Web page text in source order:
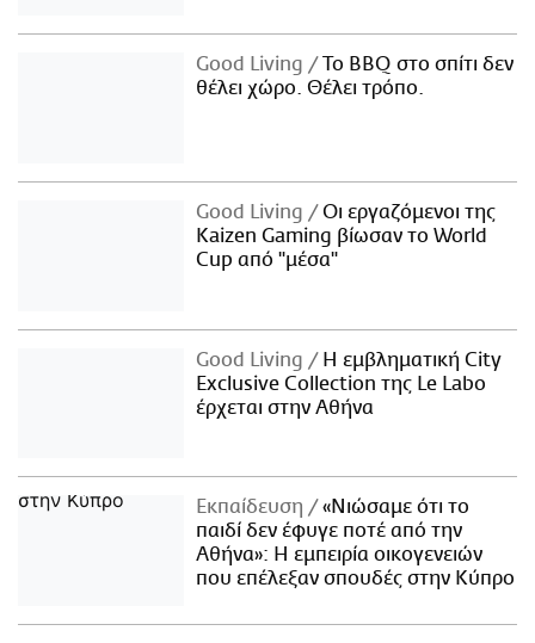
Good Living
Το BBQ στο σπίτι δεν
θέλει χώρο. Θέλει τρόπο.
Good Living
Οι εργαζόμενοι της
Kaizen Gaming βίωσαν το World
Cup από "μέσα"
Good Living
Η εμβληματική City
Exclusive Collection της Le Labo
έρχεται στην Αθήνα
Εκπαίδευση
«Νιώσαμε ότι το
παιδί δεν έφυγε ποτέ από την
Αθήνα»: Η εμπειρία οικογενειών
που επέλεξαν σπουδές στην Κύπρο